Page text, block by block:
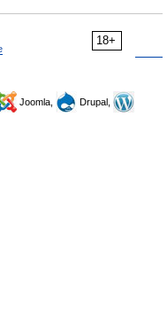
18+
Joomla,
Drupal,